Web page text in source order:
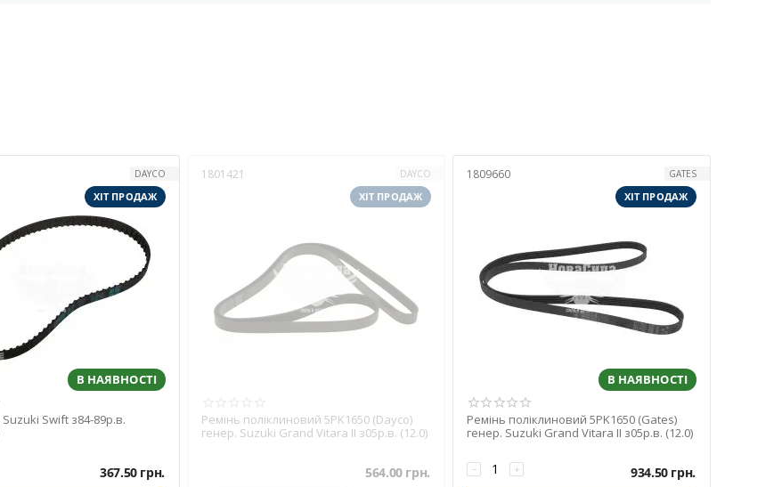
DAYCO
ХІТ ПРОДАЖ
В НАЯВНОСТІ
Swift з84-89р.в.
367.50 грн.
1801421
DAYCO
ХІТ ПРОДАЖ
Ремінь поліклиновий 5PK1650 (Dayco)
генер. Suzuki Grand Vitara II з05р.в. (12.0)
564.00 грн.
1809660
GATES
ХІТ ПРОДАЖ
В НАЯВНОСТІ
Ремінь поліклиновий 5PK1650 (Gates)
генер. Suzuki Grand Vitara II з05р.в. (12.0)
+
− 934.50 грн.